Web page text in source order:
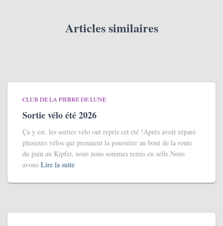
Articles similaires
CLUB DE LA PIERRE DE LUNE
Sortie vélo été 2026
Ça y est, les sorties vélo ont repris cet été !Après avoir réparé
plusieurs vélos qui prenaient la poussière au bout de la route
du pain au Kipfer, nous nous sommes remis en selle.Nous
avons Lire la suite